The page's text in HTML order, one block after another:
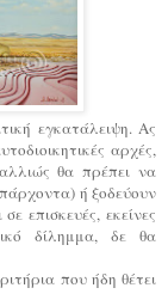
εγκατάλειψη. Ας
αρχές,
θα πρέπει να
ή ξοδεύουν
επισκευές, εκείνες
δίλημμα, δε θα
που ήδη θέτει